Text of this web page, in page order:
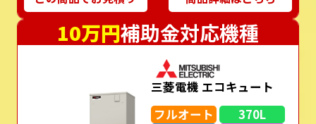
10万円補助金対応機種
三菱電機 エコキュート
フルオート
370L